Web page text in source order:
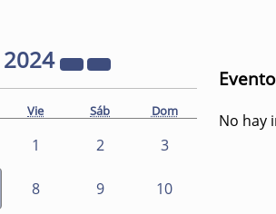
2024
Vie Sáb Dom
1 2 3
8 9 10
No hay